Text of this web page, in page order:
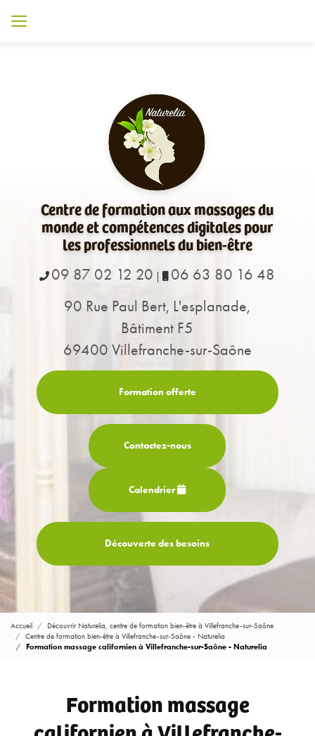
Centre de formation aux massages du
monde et compétences digitales pour
les professionnels du bien-être
09 87 02 12 20
06 63 80 16 48
90 Rue Paul Bert, L'esplanade,
Bâtiment F5
69400 Villefranche-sur-Saône
Formation offerte
Contactez-nous
Calendrier
Découverte des besoins
Accueil
Découvrir Naturelia, centre de formation bien-être à Villefranche-sur-Saône
Centre de formation bien-être à Villefranche-sur-Saône - Naturelia
Formation massage californien à Villefranche-sur-Saône - Naturelia
Formation massage